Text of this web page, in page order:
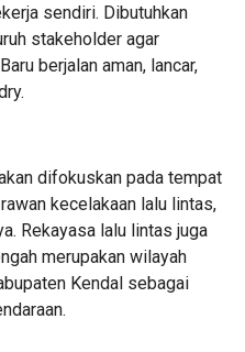
sendiri. Dibutuhkan
stakeholder agar
berjalan aman, lancar,
difokuskan pada tempat
kecelakaan lalu lintas,
Rekayasa lalu lintas juga
merupakan wilayah
Kendal sebagai